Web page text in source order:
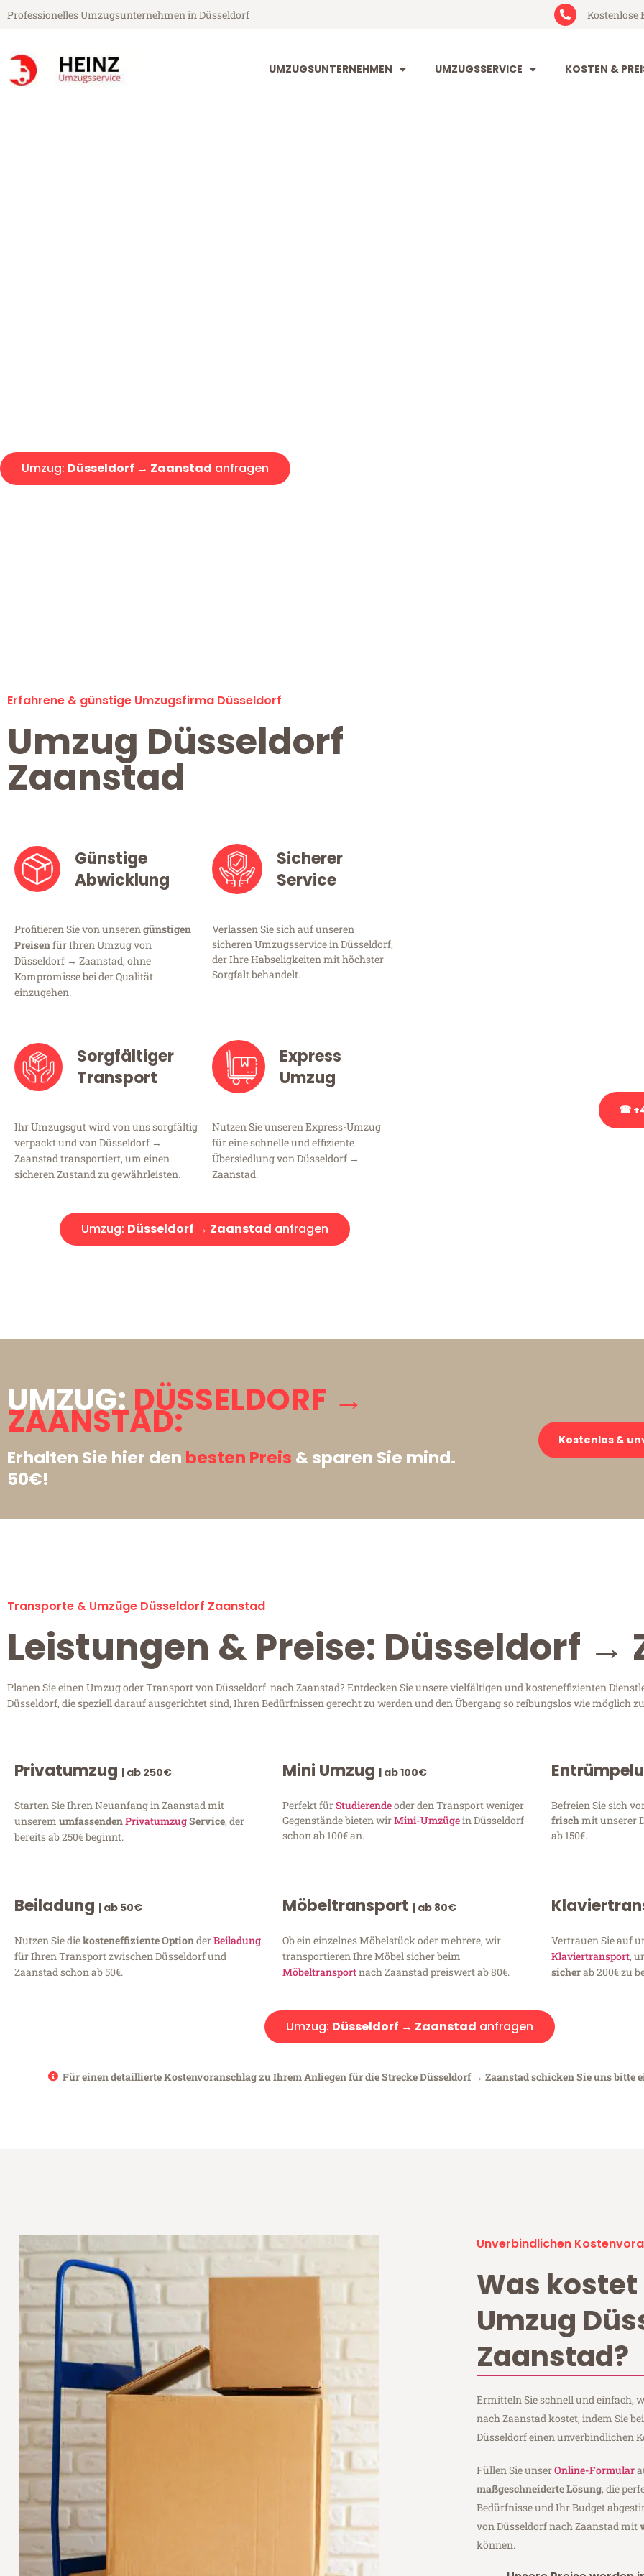
Professionelles Umzugsunternehmen in Düsseldorf Kostenlose
UMZUGSUNTERNEHMEN UMZUGSSERVICE KOSTEN &
Umzug: Düsseldorf → Zaanstad anfragen
Erfahrene & günstige Umzugsfirma Düsseldorf
Umzug Düsseldorf
Zaanstad
Günstige
Abwicklung
Profitieren Sie von unserengünstigen
Preisenfür Ihren Umzug von
Düsseldorf → Zaanstad, ohne
Kompromisse bei der Qualität
einzugehen.
Sicherer
Service
Verlassen Sie sich auf unseren
sicheren Umzugsservice in Düsseldorf,
der Ihre Habseligkeiten mit höchster
Sorgfalt behandelt.
Sorgfältiger
Transport
Ihr Umzugsgut wird von uns sorgfältig
verpackt und von Düsseldorf →
Zaanstad transportiert, um einen
sicheren Zustand zu gewährleisten.
Express
Umzug
Nutzen Sie unseren Express-Umzug
für eine schnelle und effiziente
Übersiedlung von Düsseldorf →
Zaanstad.
Umzug: Düsseldorf → Zaanstad anfragen
☎
UMZUG:DÜSSELDORF →
ZAANSTAD:
Erhalten Sie hier den besten Preis & sparen Sie mind.
50€!
Kostenlos &
Transporte & Umzüge Düsseldorf Zaanstad
Leistungen & Preise: Düsseldorf →
Planen Sie einen Umzug oder Transport von Düsseldorf nach Zaanstad? Entdecken Sie unsere vielfältigen und kosteneffizienten
Düsseldorf, die speziell darauf ausgerichtet sind, Ihren Bedürfnissen gerecht zu werden und den Übergang so reibungslos wie möglich
Privatumzug | ab 250€
Starten Sie Ihren Neuanfang in Zaanstad mit
unserem umfassendenPrivatumzugService, der
bereits ab 250€ beginnt.
Mini Umzug | ab 100€
Perfekt fürStudierendeoder den Transport weniger
Gegenstände bieten wirMini-Umzügein Düsseldorf
schon ab 100€ an.
Befreien Sie sich
frischmit unserer
ab 150€.
Beiladung | ab 50€
Nutzen Sie diekosteneffiziente OptionderBeiladung
für Ihren Transport zwischen Düsseldorf und
Zaanstad schon ab 50€.
Möbeltransport | ab 80€
Ob ein einzelnes Möbelstück oder mehrere, wir
transportieren Ihre Möbel sicher beim
Möbeltransportnach Zaanstad preiswert ab 80€.
Vertrauen Sie auf
Klaviertransport,
sicherab 200€ zu
Umzug: Düsseldorf → Zaanstad anfragen
Für einen detaillierte Kostenvoranschlag zu Ihrem Anliegen für die Strecke Düsseldorf → Zaanstad schicken Sie uns bitte
Unverbindlichen
Was kostet
Umzug
Zaanstad?
Ermitteln Sie schnell und einfach,
nach Zaanstad kostet, indem Sie
Düsseldorf einen unverbindlichen
Füllen Sie unserOnline-Formular
maßgeschneiderte Lösung, die
Bedürfnisse und Ihr Budget
von Düsseldorf nach Zaanstad mit
können.